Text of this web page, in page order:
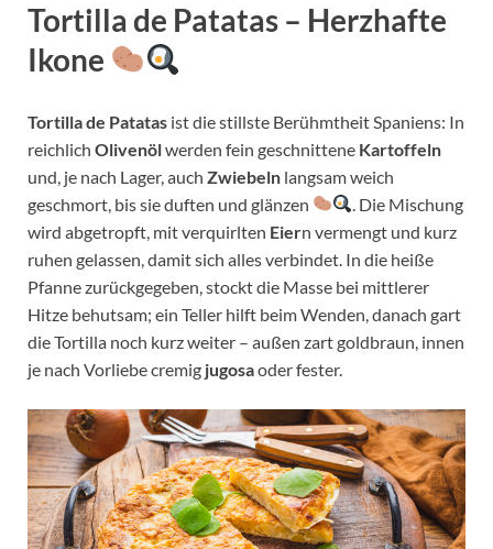
Tortilla de Patatas – Herzhafte
Ikone
Tortilla de Patatas ist die stillste Berühmtheit Spaniens: In
reichlich Olivenölwerden fein geschnittene Kartoffeln
und, je nach Lager, auch Zwiebeln langsam weich
geschmort, bis sie duften und glänzen
. Die Mischung
wird abgetropft, mit verquirlten Eiern vermengt und kurz
ruhen gelassen, damit sich alles verbindet. In die heiße
Pfanne zurückgegeben, stockt die Masse bei mittlerer
Hitze behutsam; ein Teller hilft beim Wenden, danach gart
die Tortilla noch kurz weiter – außen zart goldbraun, innen
je nach Vorliebe cremig jugosaoder fester.